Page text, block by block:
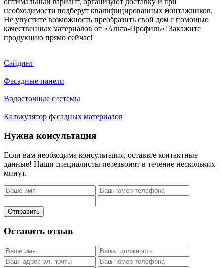
оптимальный вариант, организуют доставку и при
необходимости подберут квалифицированных монтажников.
Не упустите возможность преобразить свой дом с помощью
качественных материалов от «Альта-Профиль»! Закажите
продукцию прямо сейчас!
Сайдинг
Фасадные панели
Водосточные системы
Калькулятор фасадных материалов
Нужна консультация
Если вам необходима консультация, оставьте контактные
данные! Наши специалисты перезвонят в течение нескольких
минут.
Отправить
Оставить отзыв